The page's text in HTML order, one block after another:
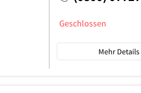
Geschlossen
Mehr Details